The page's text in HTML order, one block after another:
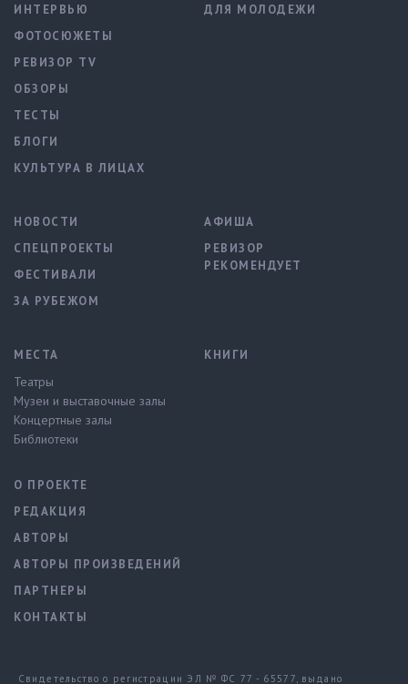
ИНТЕРВЬЮ
ФОТОСЮЖЕТЫ
РЕВИЗОР TV
ОБЗОРЫ
ТЕСТЫ
БЛОГИ
КУЛЬТУРА В ЛИЦАХ
ДЛЯ МОЛОДЕЖИ
НОВОСТИ
СПЕЦПРОЕКТЫ
ФЕСТИВАЛИ
ЗА РУБЕЖОМ
АФИША
РЕВИЗОР
РЕКОМЕНДУЕТ
МЕСТА
Театры
Музеи и выставочные залы
Концертные залы
Библиотеки
КНИГИ
О ПРОЕКТЕ
РЕДАКЦИЯ
АВТОРЫ
АВТОРЫ ПРОИЗВЕДЕНИЙ
ПАРТНЕРЫ
КОНТАКТЫ
Свидетельство о регистрации ЭЛ № ФС 77 - 65577, выдано